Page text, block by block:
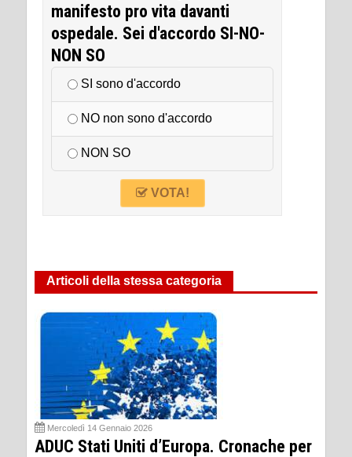
manifesto pro vita davanti
ospedale. Sei d'accordo SI-NO-
NON SO
SI sono d'accordo
NO non sono d'accordo
NON SO
VOTA!
Articoli della stessa categoria
Mercoledì 14 Gennaio 2026
ADUC Stati Uniti d’Europa. Cronache per